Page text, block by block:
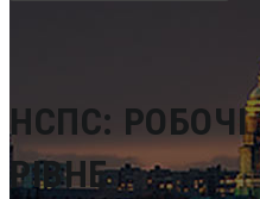
НСПС: РОБОЧІ
РІВНЕ